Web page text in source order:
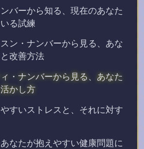
バーから知る、現在のあなた
る試練
ン・ナンバーから見る、あな
改善方法
・ナンバーから見る、あなた
かし方
すいストレスと、それに対す
なたが抱えやすい健康問題に